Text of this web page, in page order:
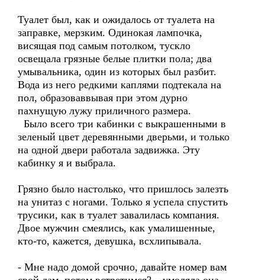
Туалет был, как и ожидалось от туалета на
заправке, мерзким. Одинокая лампочка,
висящая под самым потолком, тускло
освещала грязные белые плитки пола; два
умывальника, один из которых был разбит.
Вода из него редкими каплями подтекала на
пол, образоваввывая при этом дурно
пахнущую лужу приличного размера.
Было всего три кабинки с выкрашенными в
зеленый цвет деревянными дверьми, и только
на одной двери работала задвижка. Эту
кабинку я и выбрала.
Грязно было настолько, что пришлось залезть
на унитаз с ногами. Только я успела спустить
трусики, как в туалет завалилась компания.
Двое мужчин смеялись, как умалишенные,
кто-то, кажется, девушка, всхлипывала.
- Мне надо домой срочно, давайте номер вам